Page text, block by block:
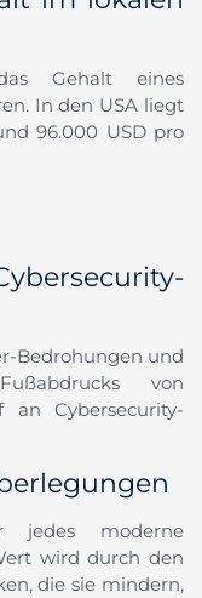
Gehalt eines
In den USA liegt
96.000 USD pro
Bedrohungen und
von
Cybersecurity-
jedes moderne
wird durch den
die sie mindern,